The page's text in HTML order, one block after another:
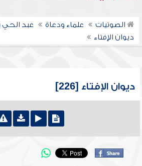
الصوتيات علماء ودعاة
عبد
ديوان الإفتاء
ديوان الإفتاء [226]